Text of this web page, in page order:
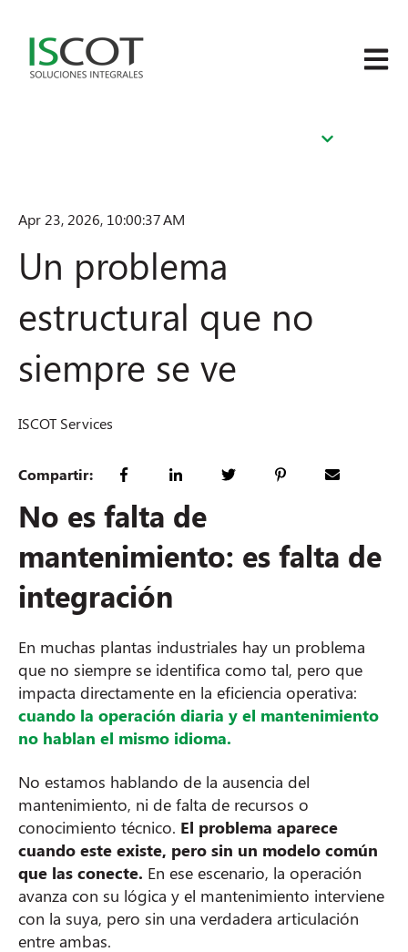
Abrir
Apr 23, 2026, 10:00:37 AM
Un problema
estructural que no
siempre se ve
ISCOT Services
Compartir:
No es falta de
mantenimiento: es falta de
integración
En muchas plantas industriales hay un problema
que no siempre se identifica como tal, pero que
impacta directamente en la eficiencia operativa:
cuando la operación diaria y el mantenimiento
no hablan el mismo idioma.
No estamos hablando de la ausencia del
mantenimiento, ni de falta de recursos o
conocimiento técnico. El problema aparece
cuando este existe, pero sin un modelo común
que las conecte. En ese escenario, la operación
avanza con su lógica y el mantenimiento interviene
con la suya, pero sin una verdadera articulación
entre ambas.